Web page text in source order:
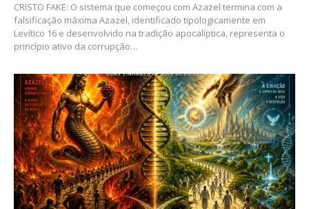
CRISTO FAKE: O sistema que começou com Azazel termina com a
falsificação máxima Azazel, identificado tipologicamente em
Levítico 16 e desenvolvido na tradição apocalíptica, representa o
princípio ativo da corrupção…